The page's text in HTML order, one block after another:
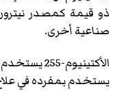
ذو قيمة كمصدر
صناعية أخرى.
يستخدم بمفرده في